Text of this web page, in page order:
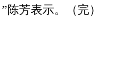
陈芳表示。（完）